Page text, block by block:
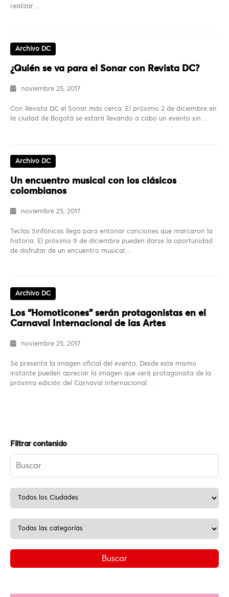
realizar…
Archivo DC
¿Quién se va para el Sonar con Revista DC?
noviembre 25, 2017
Con Revista DC el Sonar más cerca. El próximo 2 de diciembre en
la ciudad de Bogotá se estará llevando a cabo un evento sin…
Archivo DC
Un encuentro musical con los clásicos
colombianos
noviembre 25, 2017
Teclas Sinfónicas llega para entonar canciones que marcaron la
historia. El próximo 9 de diciembre pueden darse la oportunidad
de disfrutar de un encuentro musical…
Archivo DC
Los “Homoticones” serán protagonistas en el
Carnaval Internacional de las Artes
noviembre 25, 2017
Se presenta la imagen oficial del evento. Desde este mismo
instante pueden apreciar la imagen que será protagonista de la
próxima edición del Carnaval Internacional…
Filtrar contenido